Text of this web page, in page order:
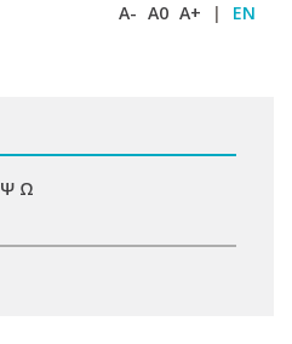
A- A0 A+ | EN
Ψ Ω